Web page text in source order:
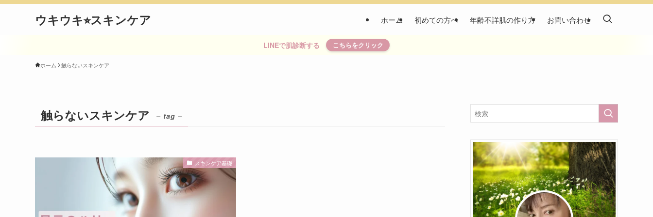
ウキウキ⭐︎スキンケア ホーム 初めての方へ 年齢不詳肌の作り方 お問い合わせ
LINEで肌診断する こちらをクリック
ホーム 触らないスキンケア
触らないスキンケア – tag –
スキンケア基礎